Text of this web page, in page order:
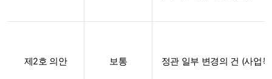
제2호 의안 보통 정관 일부 변경의 건 (사업